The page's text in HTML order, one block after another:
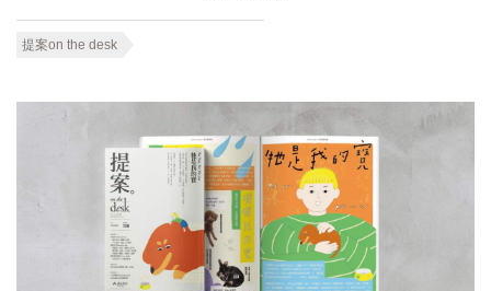
提案on the desk